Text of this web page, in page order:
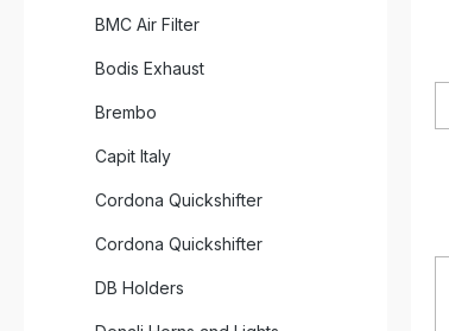
BMC Air Filter
Bodis Exhaust
Brembo
Capit Italy
Cordona Quickshifter
Cordona Quickshifter
DB Holders